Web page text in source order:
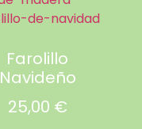
Farolillo
Navideño
25,00 €